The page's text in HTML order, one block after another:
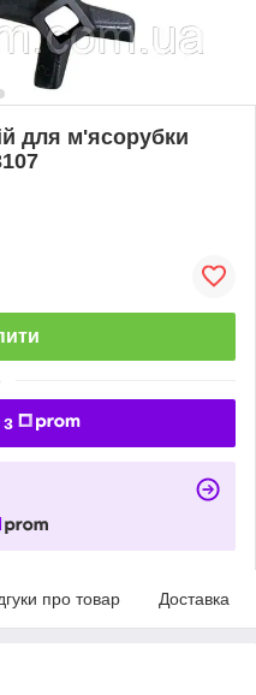
для м'ясорубки
про товар Доставка